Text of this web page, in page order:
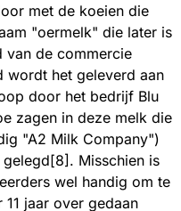
met de koeien die
"oermelk" die later is
van de commercie
wordt het geleverd aan
door het bedrijf Blu
zagen in deze melk die
"A2 Milk Company")
Misschien is
wel handig om te
jaar over gedaan